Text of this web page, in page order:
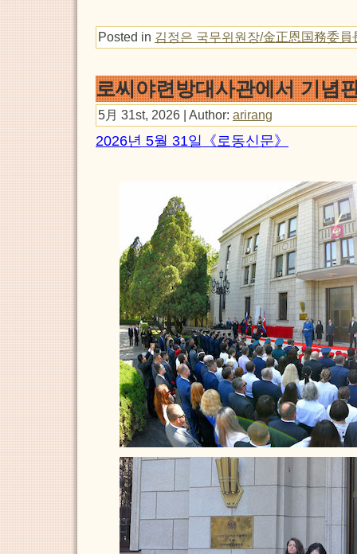
Posted in 김정은 국무위원장/金正恩国務委員
로씨야련방대사관에서 기념
5月 31st, 2026 | Author: arirang
2026년 5월 31일《로동신문》